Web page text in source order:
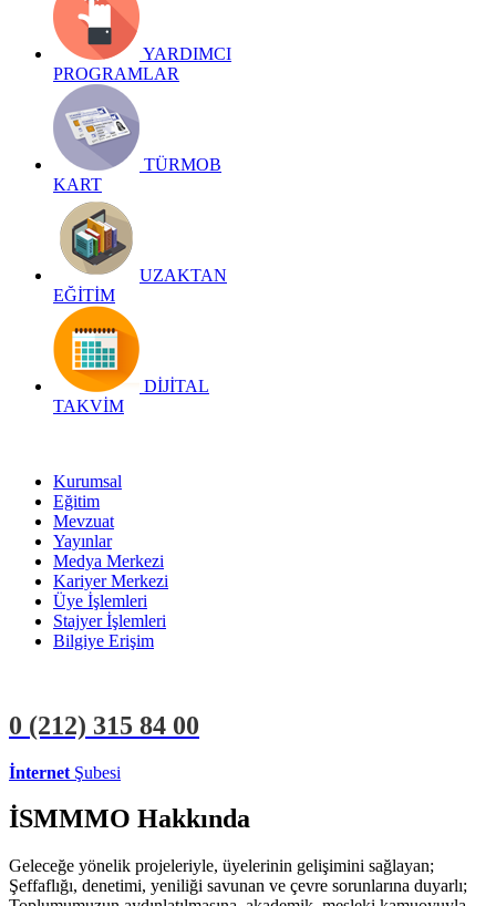
YARDIMCI
PROGRAMLAR
TÜRMOB
KART
UZAKTAN
EĞİTİM
DİJİTAL
TAKVİM
Kurumsal
Eğitim
Mevzuat
Yayınlar
Medya Merkezi
Kariyer Merkezi
Üye İşlemleri
Stajyer İşlemleri
Bilgiye Erişim
0 (212) 315 84 00
İnternet Şubesi
İSMMMO Hakkında
Geleceğe yönelik projeleriyle, üyelerinin gelişimini sağlayan;
Şeffaflığı, denetimi, yeniliği savunan ve çevre sorunlarına duyarlı;